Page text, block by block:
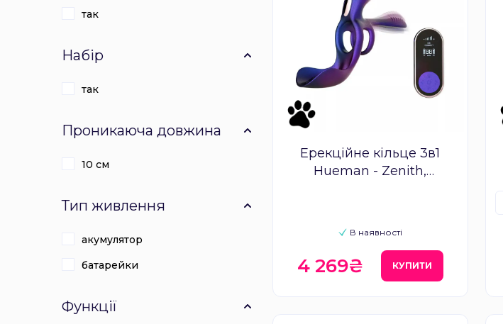
так
Набір
так
Проникаюча довжина
10 см
Тип живлення
акумулятор
батарейки
Функції
Ерекційне кільце 3в1
Hueman - Zenith,
В наявності
4 269₴ КУПИТИ